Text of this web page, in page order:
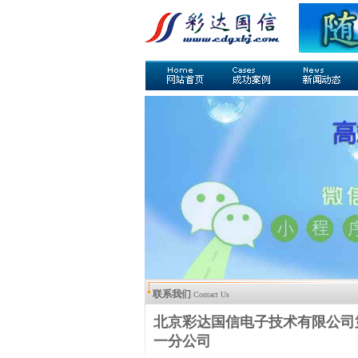
联系我们 Contact Us
北京彩达国信电子技术有限公司
一分公司